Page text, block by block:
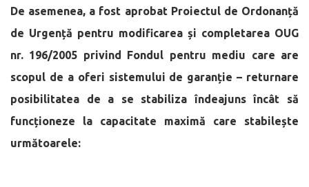
De asemenea, a fost aprobat Proiectul de Ordonanță
de Urgență pentru modificarea și completarea OUG
nr. 196/2005 privind Fondul pentru mediu care are
scopul de a oferi sistemului de garanție – returnare
posibilitatea de a se stabiliza îndeajuns încât să
funcționeze la capacitate maximă care stabilește
următoarele: